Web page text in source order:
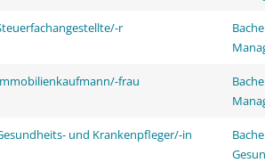
r
frau
und Krankenpfleger/-in